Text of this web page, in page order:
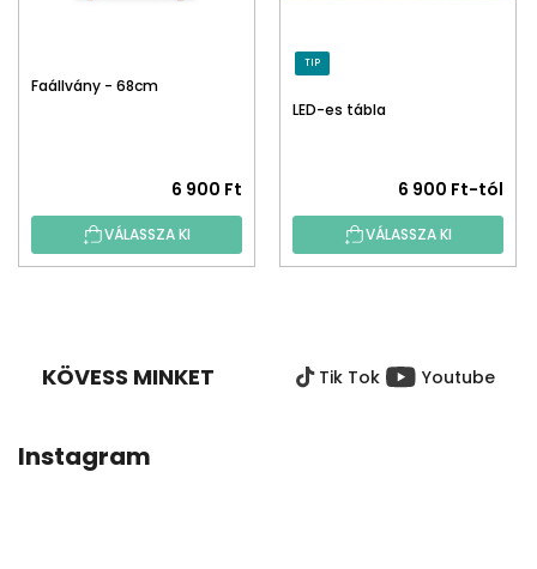
Faállvány - 68cm
6 900 Ft
VÁLASSZA KI
TIP
LED-es tábla
6 900 Ft-tól
VÁLASSZA KI
KÖVESS MINKET Tik Tok Youtube
Instagram